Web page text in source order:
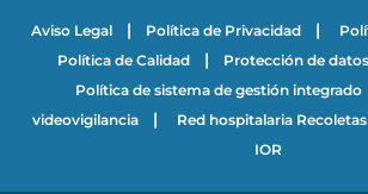
Aviso Legal | Política de Privacidad |
Política de Calidad | Protección de
Política de sistema de gestión integrado
videovigilancia| Red hospitalaria
IOR